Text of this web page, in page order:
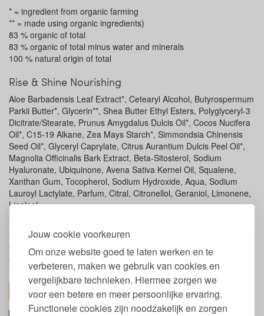
Jouw cookie voorkeuren
Om onze website goed te laten werken en te
verbeteren, maken we gebruik van cookies en
vergelijkbare technieken. Hiermee zorgen we
voor een betere en meer persoonlijke ervaring.
Functionele cookies zijn noodzakelijk en zorgen
* = ingredient from organic farming
** = made using organic ingredients)
83 % organic of total
83 % organic of total minus water and minerals
100 % natural origin of total
Rise & Shine Nourishing
Aloe Barbadensis Leaf Extract*, Cetearyl Alcohol, Butyrospermum
Parkii Butter*, Glycerin**, Shea Butter Ethyl Esters, Polyglyceryl-3
Dicitrate/Stearate, Prunus Amygdalus Dulcis Oil*, Cocos Nucifera
Oil*, C15-19 Alkane, Zea Mays Starch*, Simmondsia Chinensis
Seed Oil*, Glyceryl Caprylate, Citrus Aurantium Dulcis Peel Oil*,
Magnolia Officinalis Bark Extract, Beta-Sitosterol, Sodium
Hyaluronate, Ubiquinone, Avena Sativa Kernel Oil, Squalene,
Xanthan Gum, Tocopherol, Sodium Hydroxide, Aqua, Sodium
Lauroyl Lactylate, Parfum, Citral, Citronellol, Geraniol, Limonene,
Linalool.
* = ingredient from organic farming
** = made using organic ingredients)
81 % organic of total
81 % organic of total minus water and minerals
100 % natural origin of total
toon alles